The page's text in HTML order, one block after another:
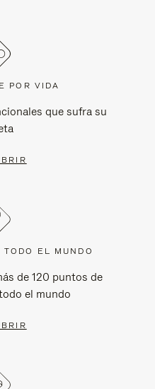
POR VIDA
que sufra su
EL MUNDO
de 120 puntos de
el mundo